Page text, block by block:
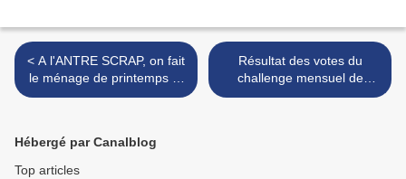
< A l'ANTRE SCRAP, on fait
le ménage de printemps et
on vous annonce des
Résultat des votes du
challenge mensuel de
février 2020 >
Hébergé par Canalblog
Top articles